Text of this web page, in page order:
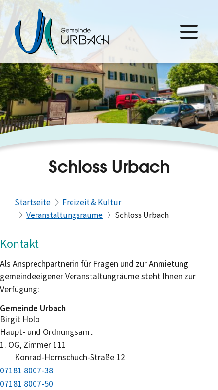
Schloss Urbach
Startseite
Freizeit & Kultur
Veranstaltungsräume
Schloss Urbach
Kontakt
Als Ansprechpartnerin für Fragen und zur Anmietung
gemeindeeigener Veranstaltungräume steht Ihnen zur
Verfügung:
Birgit Holo
Gemeinde Urbach
Haupt- und Ordnungsamt
1. OG, Zimmer 111
Konrad-Hornschuch-Straße 12
07181 8007-38
07181 8007-50